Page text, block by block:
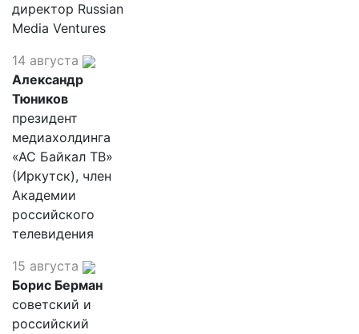
директор Russian
Media Ventures
14 августа
Александр
Тюников
президент
медиахолдинга
«АС Байкал ТВ»
(Иркутск), член
Академии
российского
телевидения
15 августа
Борис Берман
советский и
российский